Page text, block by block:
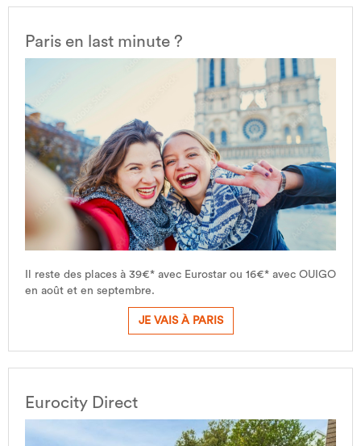
Paris en last minute ?
Il reste des places à 39€* avec Eurostar ou 16€* avec OUIGO
en août et en septembre.
JE VAIS À PARIS
Eurocity Direct